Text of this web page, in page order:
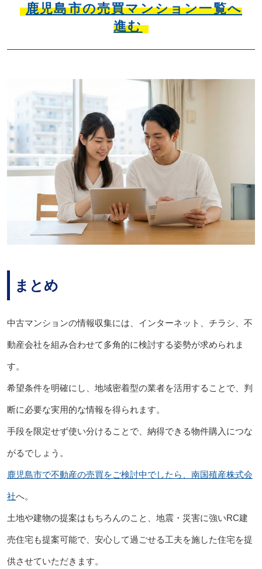
鹿児島市の売買マンション一覧へ
進む
まとめ
中古マンションの情報収集には、インターネット、チラシ、不
動産会社を組み合わせて多角的に検討する姿勢が求められま
す。
希望条件を明確にし、地域密着型の業者を活用することで、判
断に必要な実用的な情報を得られます。
手段を限定せず使い分けることで、納得できる物件購入につな
がるでしょう。
鹿児島市で不動産の売買をご検討中でしたら、南国殖産株式会
社へ。
土地や建物の提案はもちろんのこと、地震・災害に強いRC建
売住宅も提案可能で、安心して過ごせる工夫を施した住宅を提
供させていただきます。